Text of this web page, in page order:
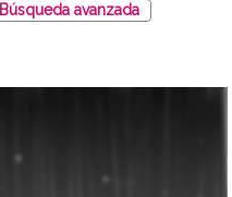
Búsqueda avanzada